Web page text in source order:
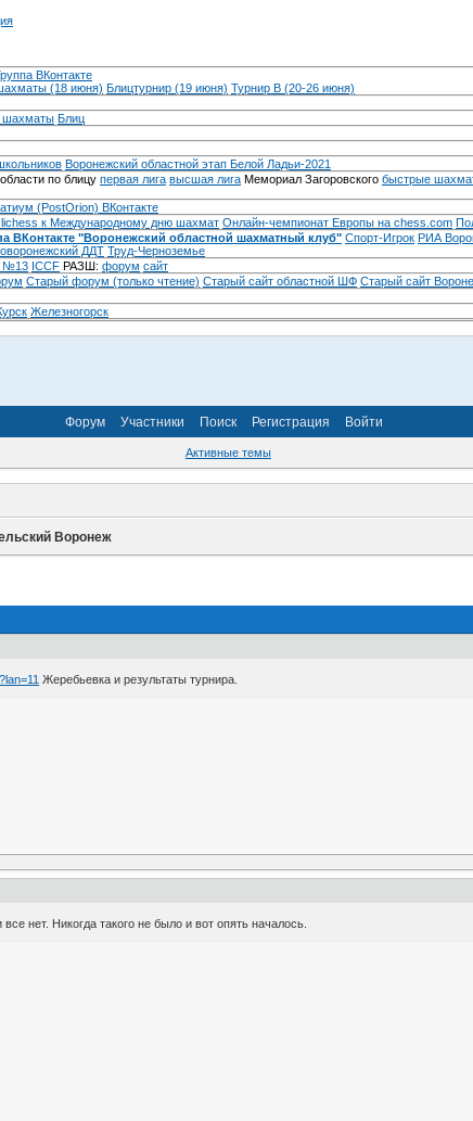
ВКонтакте
(18 июня) Блицтурнир (19 июня) Турнир B (20-26 июня)
шахматы Блиц
Воронежский областной этап Белой Ладьи-2021
по блицу первая лига высшая лига Мемориал Загоровского быстрые
(PostOrion) ВКонтакте
lichess к Международному дню шахмат Онлайн-чемпионат Европы на chess.com
ВКонтакте "Воронежский областной шахматный клуб" Спорт-Игрок РИА
ДДТ Труд-Черноземье
ICCF РАЗШ: форум сайт
Cтарый форум (только чтение) Старый сайт областной ШФ Старый сайт
Железногорск
Форум Участники Поиск Регистрация Войти
Активные темы
Воронеж
Жеребьевка и результаты турнира.
нет. Никогда такого не было и вот опять началось.